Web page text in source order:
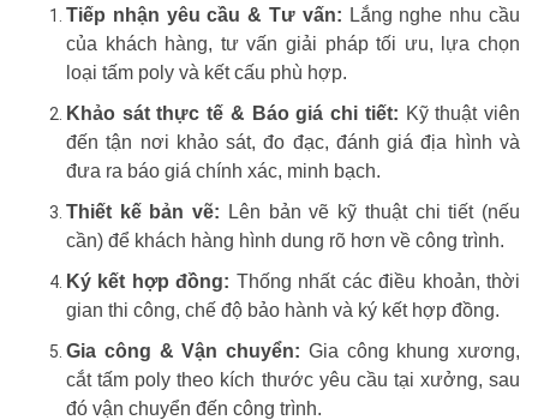
Tiếp nhận yêu cầu & Tư vấn: Lắng nghe nhu cầu
của khách hàng, tư vấn giải pháp tối ưu, lựa chọn
loại tấm poly và kết cấu phù hợp.
Khảo sát thực tế & Báo giá chi tiết: Kỹ thuật viên
đến tận nơi khảo sát, đo đạc, đánh giá địa hình và
đưa ra báo giá chính xác, minh bạch.
Thiết kế bản vẽ: Lên bản vẽ kỹ thuật chi tiết (nếu
cần) để khách hàng hình dung rõ hơn về công trình.
Ký kết hợp đồng: Thống nhất các điều khoản, thời
gian thi công, chế độ bảo hành và ký kết hợp đồng.
Gia công & Vận chuyển: Gia công khung xương,
cắt tấm poly theo kích thước yêu cầu tại xưởng, sau
đó vận chuyển đến công trình.